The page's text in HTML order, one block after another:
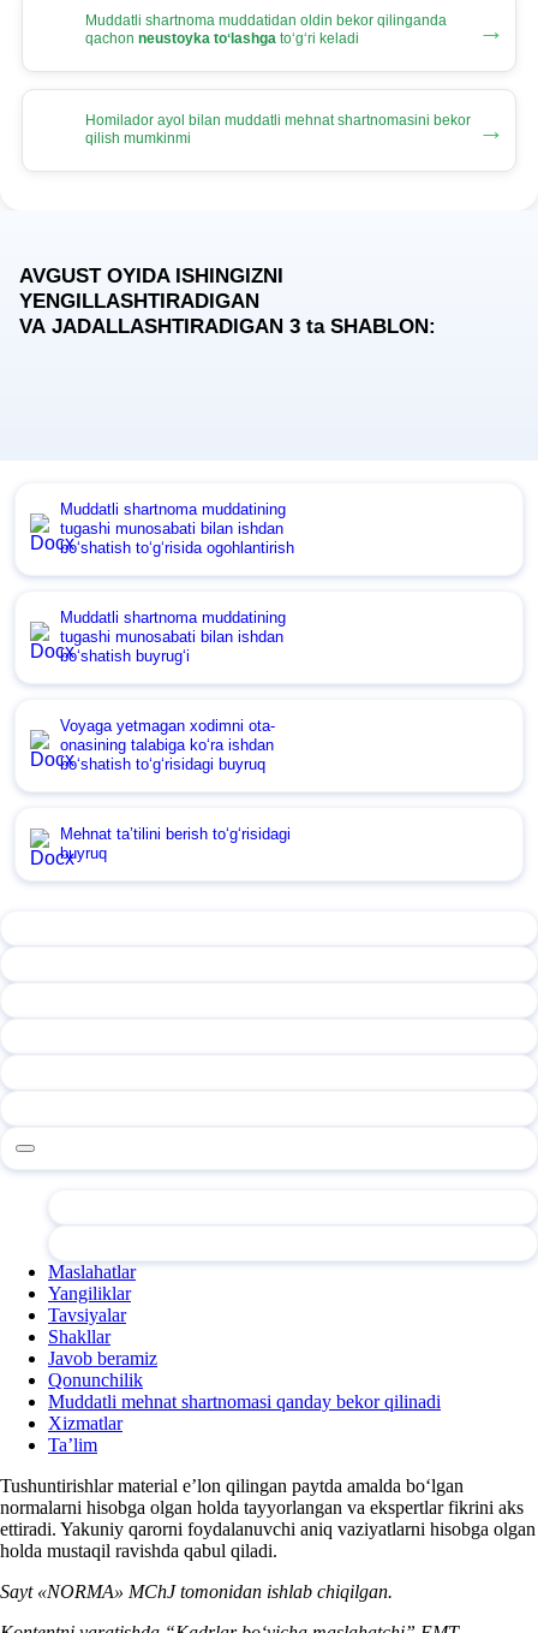
Muddatli shartnoma muddatidan oldin bekor qilinganda
qachon neustoyka toʻlashga toʻgʻri keladi →
Homilador ayol bilan muddatli mehnat shartnomasini bekor
qilish mumkinmi
→
AVGUST OYIDA ISHINGIZNI
YENGILLASHTIRADIGAN
VA JADALLASHTIRADIGAN 3 taSHABLON:
Muddatli shartnoma muddatining
tugashi munosabati bilan ishdan
boʻshatish toʻgʻrisida ogohlantirish
Muddatli shartnoma muddatining
tugashi munosabati bilan ishdan
boʻshatish buyrugʻi
Voyaga yetmagan хodimni ota-
onasining talabiga koʻra ishdan
boʻshatish toʻgʻrisidagi buyruq
Mehnat ta’tilini berish toʻgʻrisidagi
buyruq
Maslahatlar
Yangiliklar
Tavsiyalar
Shakllar
Javob beramiz
Qonunchilik
Muddatli mehnat shartnomasi qanday bekor qilinadi
Xizmatlar
Ta’lim
Tushuntirishlar material e’lon qilingan paytda amalda boʻlgan
normalarni hisobga olgan holda tayyorlangan va ekspertlar fikrini aks
ettiradi. Yakuniy qarorni foydalanuvchi aniq vaziyatlarni hisobga olgan
holda mustaqil ravishda qabul qiladi.
Sayt «NORMA» MChJ tomonidan ishlab chiqilgan.